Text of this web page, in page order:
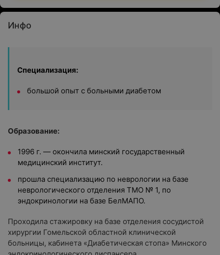
Инфо
Специализация:
большой опыт с больными диабетом
Образование:
1996 г. — окончила минский государственный
медицинский институт.
прошла специализацию по неврологии на базе
неврологического отделения ТМО № 1, по
эндокринологии на базе БелМАПО.
Проходила стажировку на базе отделения сосудистой
хирургии Гомельской областной клинической
больницы, кабинета «Диабетическая стопа» Минского